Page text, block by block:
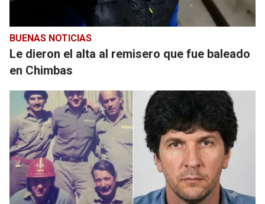
BUENAS NOTICIAS
Le dieron el alta al remisero que fue baleado
en Chimbas